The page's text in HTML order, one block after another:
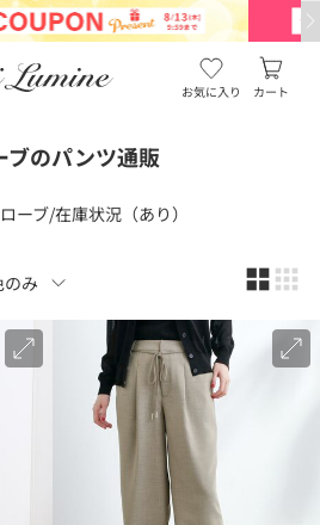
お気に入り カート
ブのパンツ通販
ーブ/在庫状況（あり）